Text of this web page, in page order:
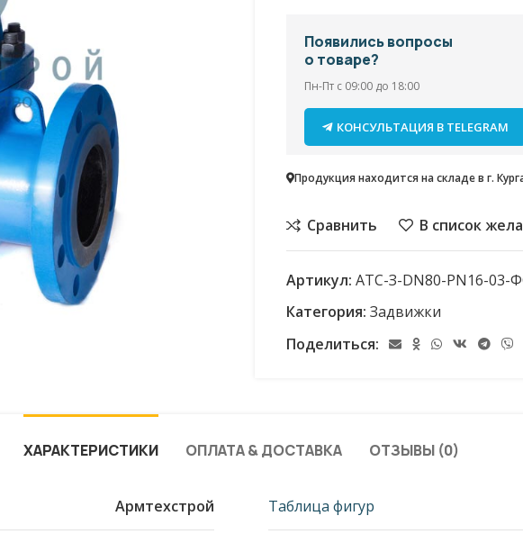
Появились вопросы
о товаре?
Пн-Пт с 09:00 до 18:00
КОНСУЛЬТАЦИЯ В TELEGRAM
Продукция находится на складе в г.
Сравнить В список
Артикул: АТС-З-DN80-PN16-03-
Категория: Задвижки
Поделиться:
ХАРАКТЕРИСТИКИ ОПЛАТА & ДОСТАВКА ОТЗЫВЫ (0)
Армтехстрой Таблица фигур